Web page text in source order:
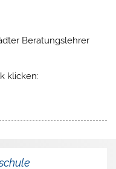
Beratungslehrer
klicken: